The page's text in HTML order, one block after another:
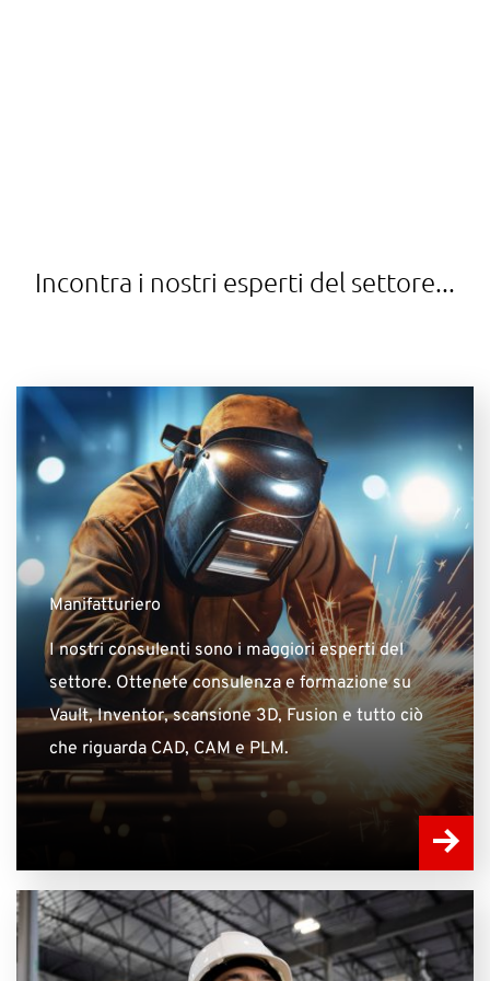
Incontra i nostri esperti del settore...
Manifatturiero
I nostri consulenti sono i maggiori esperti del
settore. Ottenete consulenza e formazione su
Vault, Inventor, scansione 3D, Fusion e tutto ciò
che riguarda CAD, CAM e PLM.